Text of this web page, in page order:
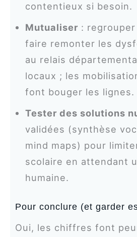
contentieux si besoin.
Mutualiser :
faire remonter les
au relais
locaux ; les
font bouger les lignes.
Tester des solutions
validées (synthèse
mind maps) pour
scolaire en attendant
humaine.
Pour conclure (et garder
Oui, les chiffres font